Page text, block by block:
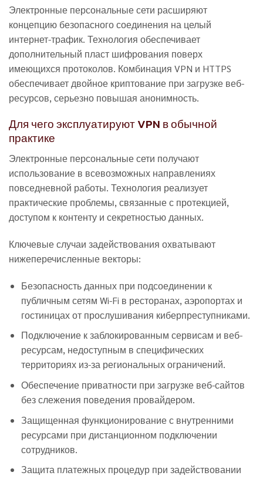
Электронные персональные сети расширяют
концепцию безопасного соединения на целый
интернет-трафик. Технология обеспечивает
дополнительный пласт шифрования поверх
имеющихся протоколов. Комбинация VPN и HTTPS
обеспечивает двойное криптование при загрузке веб-
ресурсов, серьезно повышая анонимность.
Для чего эксплуатируют VPN в обычной
практике
Электронные персональные сети получают
использование в всевозможных направлениях
повседневной работы. Технология реализует
практические проблемы, связанные с протекцией,
доступом к контенту и секретностью данных.
Ключевые случаи задействования охватывают
нижеперечисленные векторы:
Безопасность данных при подсоединении к
публичным сетям Wi-Fi в ресторанах, аэропортах и
гостиницах от прослушивания киберпреступниками.
Подключение к заблокированным сервисам и веб-
ресурсам, недоступным в специфических
территориях из-за региональных ограничений.
Обеспечение приватности при загрузке веб-сайтов
без слежения поведения провайдером.
Защищенная функционирование с внутренними
ресурсами при дистанционном подключении
сотрудников.
Защита платежных процедур при задействовании